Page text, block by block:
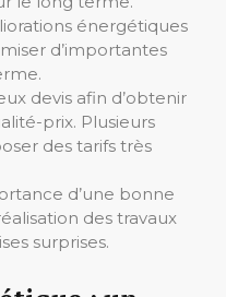
énergétiques
d’importantes
devis afin d’obtenir
prix. Plusieurs
des tarifs très
d’une bonne
des travaux
surprises.